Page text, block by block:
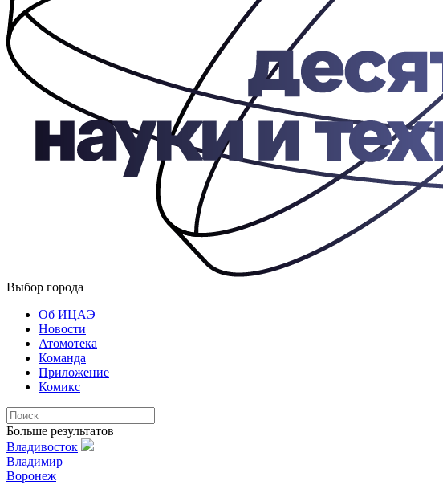
Выбор города
Об ИЦАЭ
Новости
Атомотека
Команда
Приложение
Комикс
Больше результатов
Владивосток
Владимир
Воронеж